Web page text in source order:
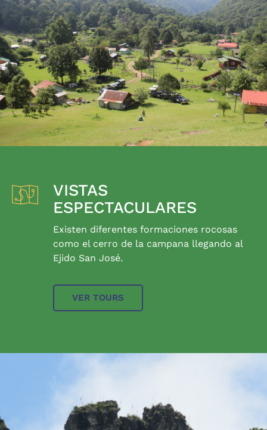
VISTAS
ESPECTACULARES
Existen diferentes formaciones rocosas
como el cerro de la campana llegando al
Ejido San José.
VER TOURS